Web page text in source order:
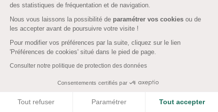
des statistiques de fréquentation et de navigation.
Nous vous laissons la possibilité de paramétrer vos cookies ou de
les accepter avant de poursuivre votre visite !
Pour modifier vos préférences par la suite, cliquez sur le lien
'Préférences de cookies' situé dans le pied de page.
Consulter notre politique de protection des données
Consentements certifiés par
Tout refuser Paramétrer Tout accepter
FR EN
QUI SOMMES-NOUS ?
Nous sommes l’agence départementale du tourisme et de
guide officielpour organiser vos sorties et vacances dans